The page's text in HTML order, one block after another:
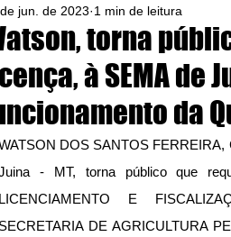
torna
à SEMA de
da
jun. de 2023 1 min de leitura
DOS SANTOS FERREIRA,
- MT, torna público que
LICENCIAMENTO E
SECRETARIA DE AGRICULTURA